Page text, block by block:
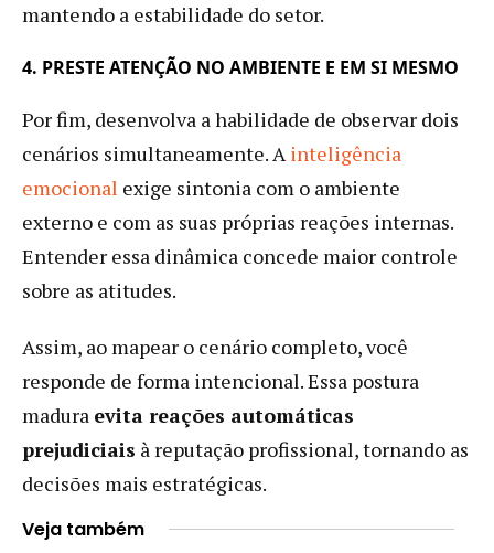
mantendo a estabilidade do setor.
4. PRESTE ATENÇÃO NO AMBIENTE E EM SI MESMO
Por fim, desenvolva a habilidade de observar dois
cenários simultaneamente. Ainteligência
emocional exige sintonia com o ambiente
externo e com as suas próprias reações internas.
Entender essa dinâmica concede maior controle
sobre as atitudes.
Assim, ao mapear o cenário completo, você
responde de forma intencional. Essa postura
madura evita reações automáticas
prejudiciais à reputação profissional, tornando as
decisões mais estratégicas.
Veja também